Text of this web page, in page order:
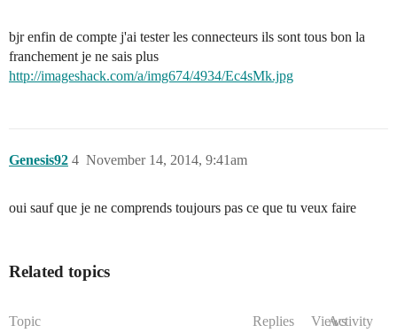
bjr enfin de compte j'ai tester les connecteurs ils sont tous bon la
franchement je ne sais plus
http://imageshack.com/a/img674/4934/Ec4sMk.jpg
Genesis92 November 14, 2014, 9:41am
4
oui sauf que je ne comprends toujours pas ce que tu veux faire
Related topics
Topic Replies ViewsActivity